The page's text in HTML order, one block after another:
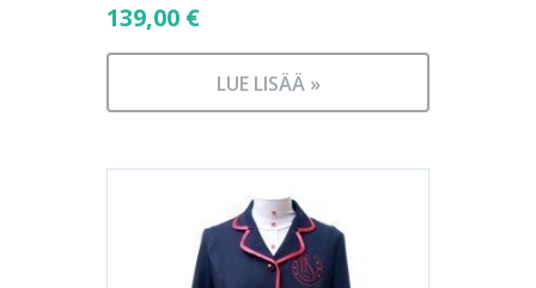
139,00 €
LUE LISÄÄ »